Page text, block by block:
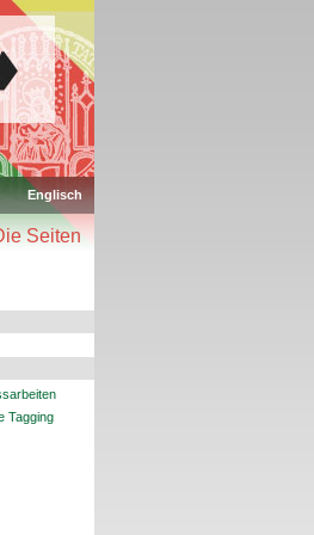
Englisch
Seiten
Tagging